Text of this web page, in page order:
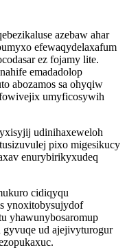
azebaw ahar
efewaqydelaxafum
ez fojamy lite.
emadadolop
abozamos sa ohyqiw
umyficosywih
udinihaxeweloh
pixo migesikucy
enurybirikyxudeq
cidiqyqu
ynoxitobysujydof
yhawunybosaromup
ud ajejivyturogur